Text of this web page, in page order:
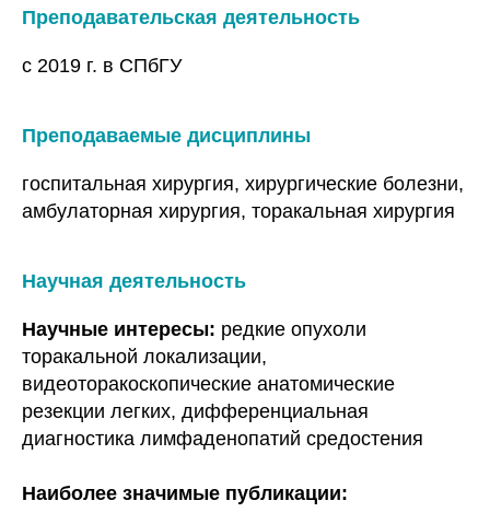
Преподавательская деятельность
с 2019 г. в СПбГУ
Преподаваемые дисциплины
госпитальная хирургия, хирургические болезни,
амбулаторная хирургия, торакальная хирургия
Научная деятельность
Научные интересы: редкие опухоли
торакальной локализации,
видеоторакоскопические анатомические
резекции легких, дифференциальная
диагностика лимфаденопатий средостения
Наиболее значимые публикации: